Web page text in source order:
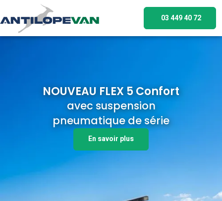
03 449 40 72
NOUVEAU FLEX 5 Confort
avec suspension
pneumatique de série
En savoir plus